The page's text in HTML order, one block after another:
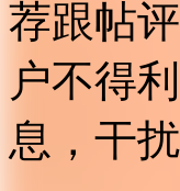
荐跟帖
户不得
息，干